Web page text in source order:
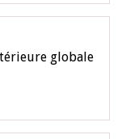
globale